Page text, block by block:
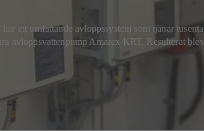
ett omfattande avloppssystem som tjänar
avloppsvattenpump Amarex KRT. Resulterat